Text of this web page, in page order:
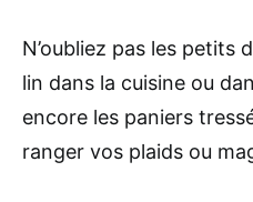
N’oubliez pas les petits
lin dans la cuisine ou
encore les paniers
ranger vos plaids ou